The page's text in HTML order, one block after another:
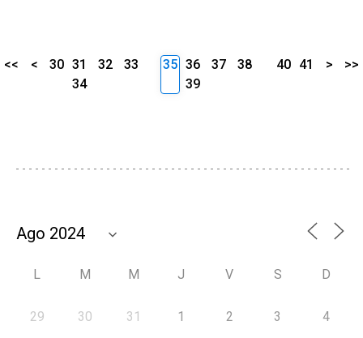
<< < 30 31 32
33
34
35 36 37
38
39
40 41 > >>
L M M J V S D
29 30 31 1 2 3 4